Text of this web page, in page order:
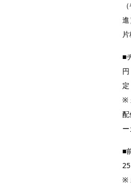
進
■
定
※
■
※